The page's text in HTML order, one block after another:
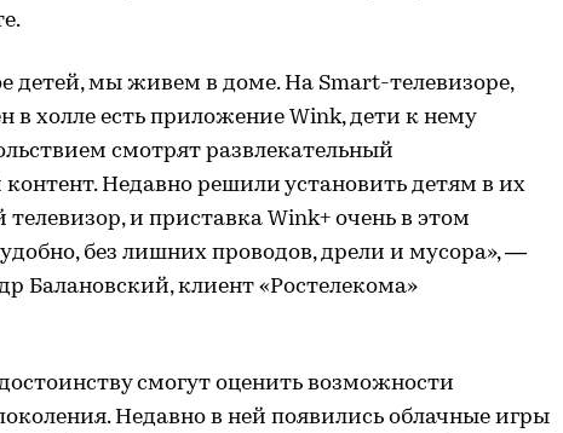
детей, мы живем в доме. На Smart-телевизоре,
в холле есть приложение Wink, дети к нему
смотрят развлекательный
Недавно решили установить детям в их
и приставка Wink+ очень в этом
без лишних проводов, дрели и мусора», —
Балановский, клиент «Ростелекома»
смогут оценить возможности
Недавно в ней появились облачные игры